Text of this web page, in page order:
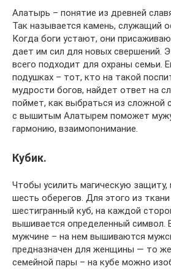
Алатырь – понятие из древней
Так называется камень, служащий
Когда боги устают, они
дает им сил для новых свершений.
всего подходит для охраны семьи.
подушках – тот, кто на такой
мудрости богов, найдет ответ на
поймет, как выбраться из сложной
с вышитым Алатырем поможет
гармонию, взаимопонимание.
Кубик.
Чтобы усилить магическую
шесть оберегов. Для этого из
шестигранный куб, на каждой
вышивается определенный символ.
мужчине – на нем вышиваются
предназначен для женщины — то
семейной пары – на кубе можно